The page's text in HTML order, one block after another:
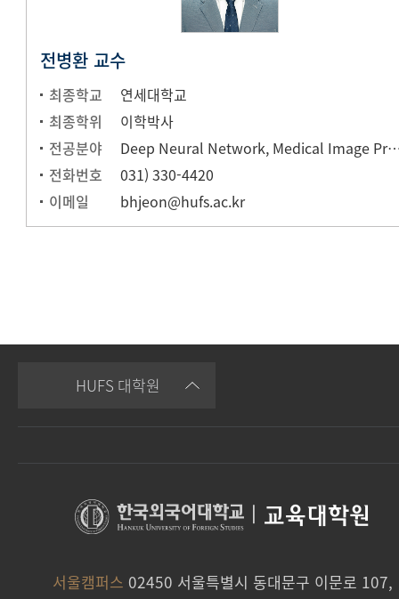
전병환 교수
최종학교
연세대학교
최종학위
이학박사
전공분야
Deep Neural Network, Medical Image
전화번호
031) 330-4420
이메일
bhjeon@hufs.ac.kr
HUFS 대학원
교육대학원
서울캠퍼스 02450 서울특별시 동대문구 이문로 107,